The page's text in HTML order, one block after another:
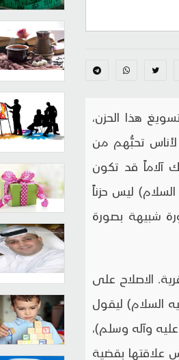
هذا الحزن،
تحبُّهم من
آلاماً قد تكون
ليس حزناً
شبيهة بصورة
الاصلاح على
السلام) ليقول
وآله وسلم)،
علاقتها بقضية